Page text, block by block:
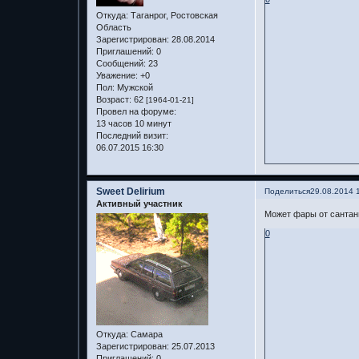
Откуда: Таганрог, Ростовская
Область
Зарегистрирован: 28.08.2014
Приглашений: 0
Сообщений: 23
Уважение: +0
Пол: Мужской
Возраст: 62 [1964-01-21]
Провел на форуме:
13 часов 10 минут
Последний визит:
06.07.2015 16:30
Поделиться29.08.2014
Sweet Delirium
Активный участник
Откуда: Самара
Зарегистрирован: 25.07.2013
Может фары от
0